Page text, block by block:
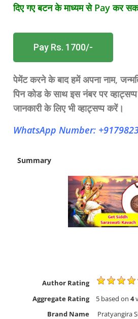
दिए गए बटन के माध्यम से Pay कर
Pay Rs. 1700/-
पेमेंट करने के बाद हमें अपना नाम,
पिन कोड के साथ इस नंबर पर
जानकारी के लिए भी व्हाट्सप्प करें।
WhatsApp Number:
Summary
Author Rating
Aggregate Rating
5 based on4
Brand Name
Pratyangira